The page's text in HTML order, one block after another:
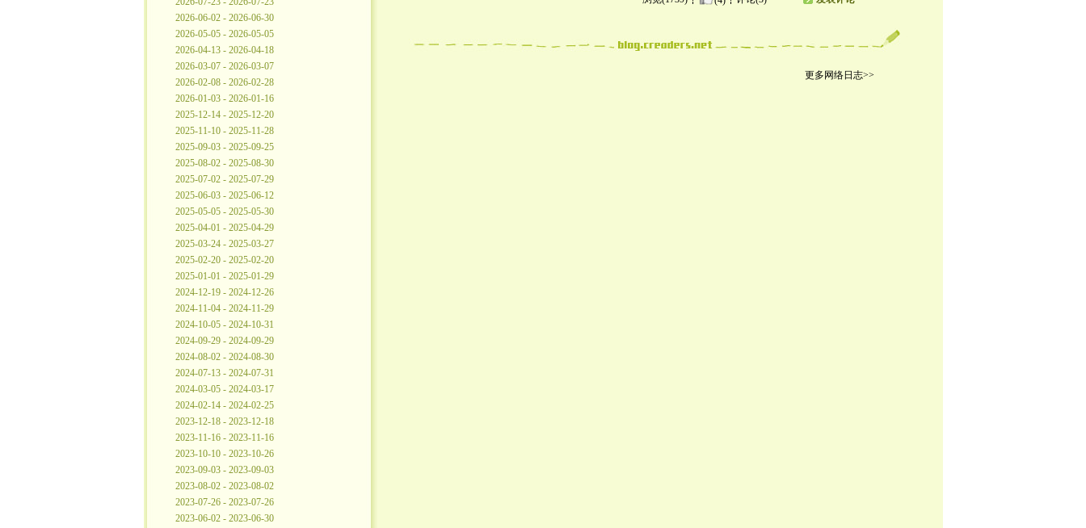
2026-06-02 - 2026-06-30
2026-05-05 - 2026-05-05
2026-04-13 - 2026-04-18
2026-03-07 - 2026-03-07
2026-02-08 - 2026-02-28
2026-01-03 - 2026-01-16
2025-12-14 - 2025-12-20
2025-11-10 - 2025-11-28
2025-09-03 - 2025-09-25
2025-08-02 - 2025-08-30
2025-07-02 - 2025-07-29
2025-06-03 - 2025-06-12
2025-05-05 - 2025-05-30
2025-04-01 - 2025-04-29
2025-03-24 - 2025-03-27
2025-02-20 - 2025-02-20
2025-01-01 - 2025-01-29
2024-12-19 - 2024-12-26
2024-11-04 - 2024-11-29
2024-10-05 - 2024-10-31
2024-09-29 - 2024-09-29
2024-08-02 - 2024-08-30
2024-07-13 - 2024-07-31
2024-03-05 - 2024-03-17
2024-02-14 - 2024-02-25
2023-12-18 - 2023-12-18
2023-11-16 - 2023-11-16
2023-10-10 - 2023-10-26
2023-09-03 - 2023-09-03
2023-08-02 - 2023-08-02
2023-07-26 - 2023-07-26
2023-06-02 - 2023-06-30
更多网络日志>>